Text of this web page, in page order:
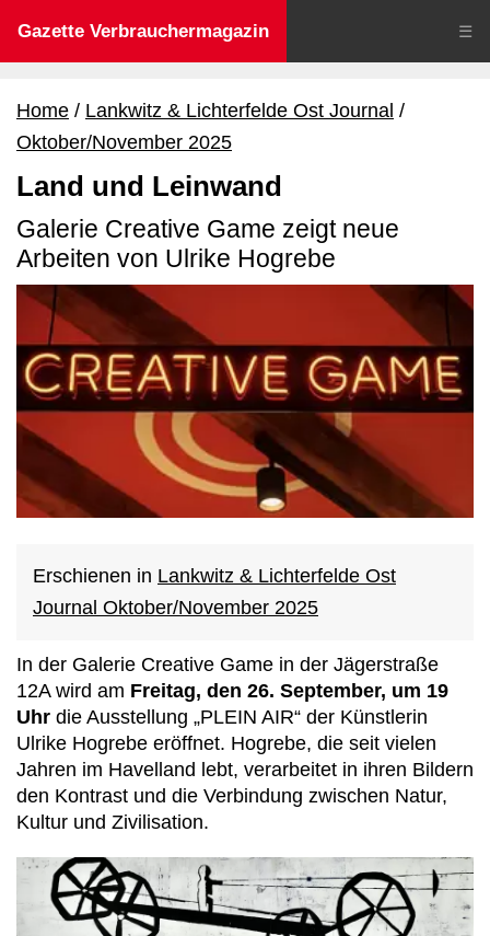
Gazette Verbrauchermagazin ☰
Home
Lankwitz & Lichterfelde Ost Journal
Oktober/November 2025
Land und Leinwand
Galerie Creative Game zeigt neue
Arbeiten von Ulrike Hogrebe
Erschienen in Lankwitz & Lichterfelde Ost
Journal Oktober/November 2025
In der Galerie Creative Game in der Jägerstraße
12A wird am Freitag, den 26. September, um 19
Uhr die Ausstellung „PLEIN AIR“ der Künstlerin
Ulrike Hogrebe eröffnet. Hogrebe, die seit vielen
Jahren im Havelland lebt, verarbeitet in ihren Bildern
den Kontrast und die Verbindung zwischen Natur,
Kultur und Zivilisation.